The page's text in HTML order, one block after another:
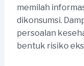
memilah
dikonsumsi.
persoalan
bentuk risiko